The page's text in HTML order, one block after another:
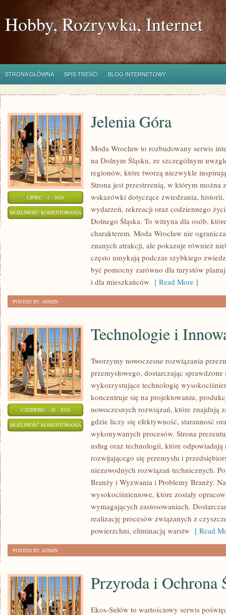
Hobby, Rozrywka, Internet
STRONA GŁÓWNA SPIS TREŚCI BLOG INTERNETOWY
LIPIEC - 1 - 2026
MOŻLIWOŚĆ KOMENTOWANIA JELENIA
GÓRA
Jelenia Góra
Moda Wrocław to rozbudowany serwis
na Dolnym Śląsku, ze szczególnym
regionów, które tworzą niezwykle
Strona jest przestrzenią, w którym można
wskazówki dotyczące zwiedzania,
wydarzeń, rekreacji oraz codziennego
Dolnego Śląska. To witryna dla osób,
charakterem. Moda Wrocław nie
znanych atrakcji, ale pokazuje również
często umykają podczas szybkiego
być pomocny zarówno dla turystów
i dla mieszkańców [ Read More ]
POSTED BY ADMIN
CZERWIEC - 30 - 2026
MOŻLIWOŚĆ KOMENTOWANIA TECHNOLOGIE
INNOWACJE
Technologie i
Tworzymy nowoczesne rozwiązania
przemysłowego, dostarczając
wykorzystujące technologię
koncentruje się na projektowaniu,
nowoczesnych rozwiązań, które znajdują
gdzie liczy się efektywność, staranność
wykonywanych procesów. Strona
usług oraz technologii, które
rozwijającego się przemysłu i
niezawodnych rozwiązań technicznych.
Branży i Wyzwania i Problemy Branży.
wysokociśnieniowe, które zostały
wymagających zastosowaniach.
realizację procesów związanych z
powierzchni, eliminacją warstw [ Read
POSTED BY ADMIN
Przyroda i Ochrona
Ekos-Sułów to wartościowy serwis